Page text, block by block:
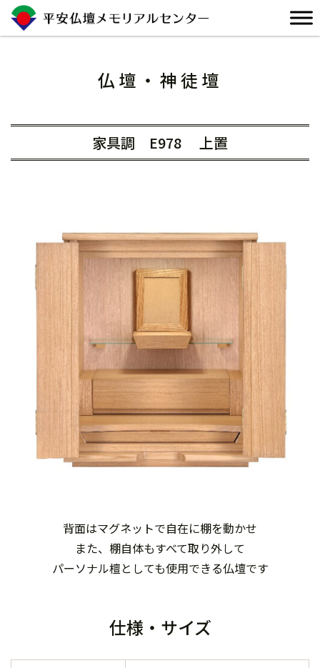
Skip
仏壇・神徒壇
家具調 E978 上置
背面はマグネットで自在に棚を動かせ
また、棚自体もすべて取り外して
パーソナル檀としても使用できる仏壇です
仕様・サイズ